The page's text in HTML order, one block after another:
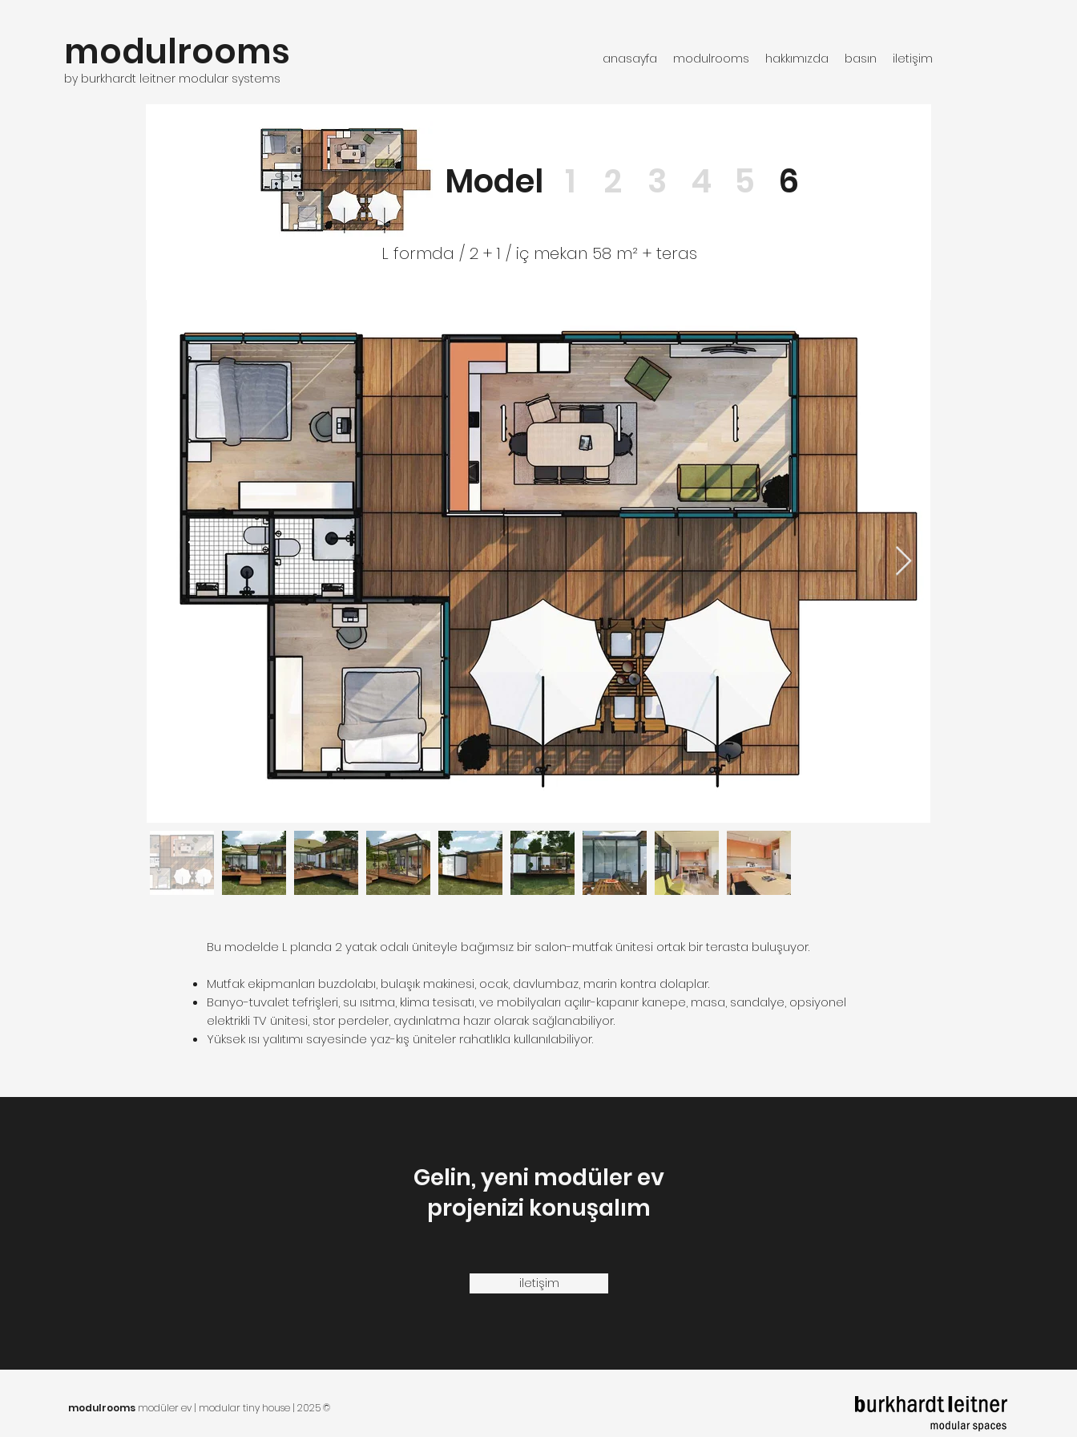
modulrooms
by burkhardt leitner modular systems
anasayfa modulrooms hakkımızda basın iletişim
Model 1 2 3 4 5 6
L formda / 2 + 1 / iç mekan 58 m² + teras
Bu modelde L planda 2 yatak odalı üniteyle bağımsız bir salon-mutfak ünitesi ortak bir terasta buluşuyor.
Mutfak ekipmanları buzdolabı, bulaşık makinesi, ocak, davlumbaz, marin kontra dolaplar.
Banyo-tuvalet tefrişleri, su ısıtma, klima tesisatı, ve mobilyaları açılır-kapanır kanepe, masa, sandalye, opsiyonel
elektrikli TV ünitesi, stor perdeler, aydınlatma hazır olarak sağlanabiliyor.
Yüksek ısı yalıtımı sayesinde yaz-kış üniteler rahatlıkla kullanılabiliyor.
Gelin, yeni modüler ev
projenizi konuşalım
iletişim
modulrooms modüler ev | modular tiny house | 2025©